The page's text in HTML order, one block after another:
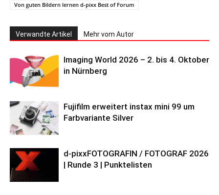
Von guten Bildern lernen d-pixx Best of Forum
Verwandte Artikel Mehr vom Autor
Imaging World 2026 – 2. bis 4. Oktober
in Nürnberg
Fujifilm erweitert instax mini 99 um
Farbvariante Silver
d-pixxFOTOGRAFIN / FOTOGRAF 2026
| Runde 3 | Punktelisten